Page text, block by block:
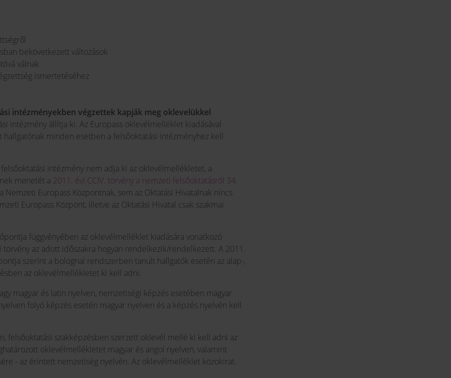
bekövetkezett változások
válnak
ismertetéséhez
intézményekben végzettek kapják meg oklevelükkel
intézmény állítja ki. Az Europass oklevélmelléklet kiadásával
hallgatónak minden esetben a felsőoktatási intézményhez kell
intézmény nem adja ki az oklevélmellékletet, a
menetét a 2011. évi CCIV. törvény a nemzeti felsőoktatásról 34.
Nemzeti Europass Központnak, sem az Oktatási Hivatalnak nincs
Europass Központ, illetve az Oktatási Hivatal csak szakmai
függvényében az oklevélmelléklet kiadására vonatkozó
törvény az adott időszakra hogyan rendelkezik/rendelkezett. A 2011.
szerint a bolognai rendszerben tanult hallgatók esetén az alap-,
az oklevélmellékletet ki kell adni.
magyar és latin nyelven, nemzetiségi képzés esetében magyar
folyó képzés esetén magyar nyelven és a képzés nyelvén kell
felsőoktatási szakképzésben szerzett oklevél mellé ki kell adni az
oklevélmellékletet magyar és angol nyelven, valamint
- az érintett nemzetiség nyelvén. Az oklevélmelléklet közokirat.